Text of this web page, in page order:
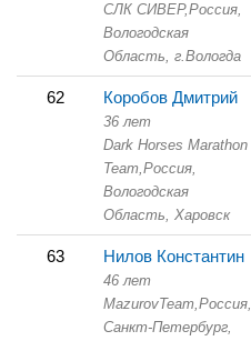
СЛК СИВЕР,Россия,
Вологодская
Область, г.Вологда
62 Коробов Дмитрий
36 лет
Dark Horses Marathon
Team,Россия,
Вологодская
Область, Харовск
63 Нилов Константин
46 лет
MazurovTeam,Россия,
Санкт-Петербург,